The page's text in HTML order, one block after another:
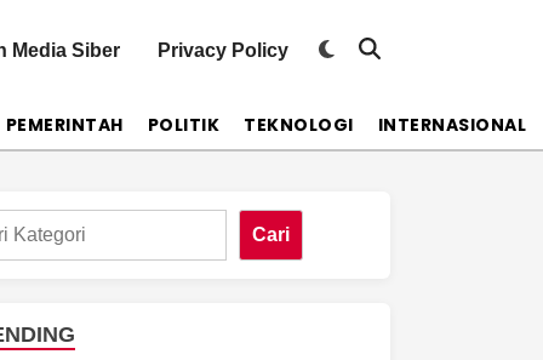
Media Siber Privacy Policy
Switch
mode
Open
PEMERINTAH POLITIK TEKNOLOGI INTERNASIONAL
Cari